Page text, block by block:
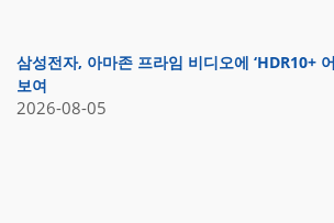
삼성전자, 아마존 프라임 비디오에 ‘HDR10+
보여
2026-08-05